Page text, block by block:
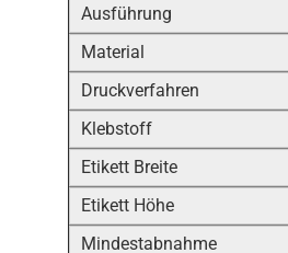
Ausführung
Material
Druckverfahren
Klebstoff
Etikett Breite
Etikett Höhe
Mindestabnahme